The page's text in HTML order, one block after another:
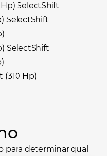
Hp) SelectShift
SelectShift
SelectShift
(310 Hp)
para determinar qual